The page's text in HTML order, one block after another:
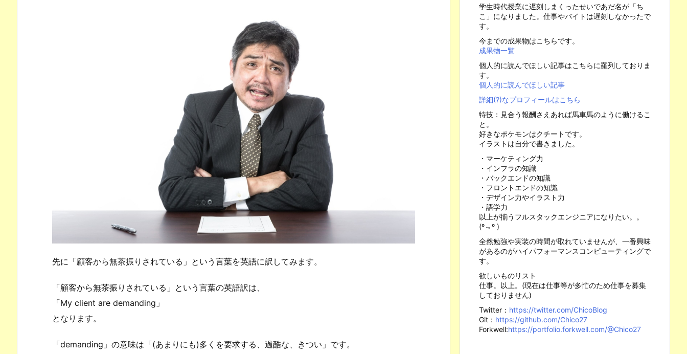
先に「顧客から無茶振りされている」という言葉を英語に訳してみます。
「顧客から無茶振りされている」という言葉の英語訳は、
「My client are demanding」
となります。
「demanding」の意味は「(あまりにも)多くを要求する、過酷な、きつい」です。
学生時代授業に遅刻しまくったせいであだ名が「ち
こ」になりました。仕事やバイトは遅刻しなかったで
す。
今までの成果物はこちらです。
成果物一覧
個人的に読んでほしい記事はこちらに羅列しておりま
す。
個人的に読んでほしい記事
詳細(?)なプロフィールはこちら
特技：見合う報酬さえあれば馬車馬のように働けるこ
と。
好きなポケモンはクチートです。
イラストは自分で書きました。
・マーケティング力
・インフラの知識
・バックエンドの知識
・フロントエンドの知識
・デザイン力やイラスト力
・語学力
以上が揃うフルスタックエンジニアになりたい。。
(º﹃º )
全然勉強や実装の時間が取れていませんが、一番興味
があるのがハイパフォーマンスコンピューティングで
す。
欲しいものリスト
仕事。以上。(現在は仕事等が多忙のため仕事を募集
しておりません)
Twitter： https://twitter.com/ChicoBlog
Git： https://github.com/Chico27
Forkwell:https://portfolio.forkwell.com/@Chico27